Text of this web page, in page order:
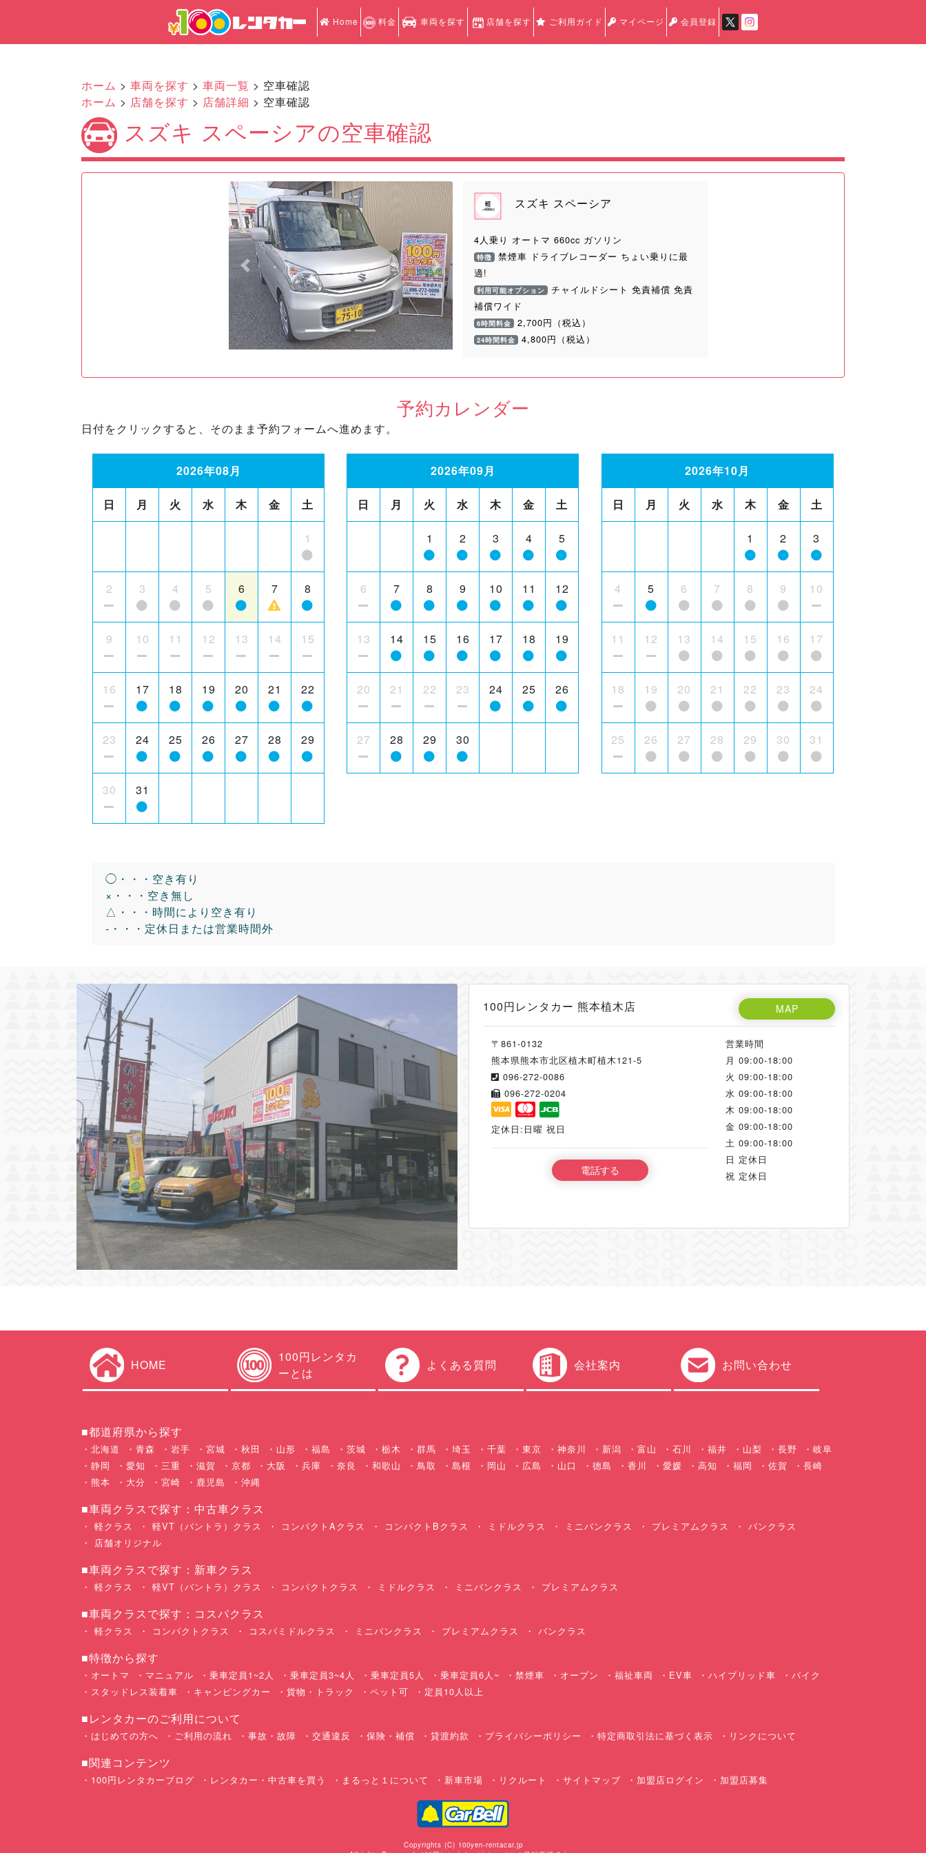
Home 料金 車両を探す 店舗を探す ご利用ガイド マイページ 会員登録
ホーム > 車両を探す > 車両一覧 > 空車確認
ホーム > 店舗を探す > 店舗詳細 > 空車確認
スズキ スペーシアの空車確認
Previous Next
スズキ スペーシア
4人乗り オートマ 660cc ガソリン
特徴 禁煙車 ドライブレコーダー ちょい乗りに最
適!
利用可能オプション チャイルドシート 免責補償 免責
補償ワイド
6時間料金 2,700円（税込）
24時間料金 4,800円（税込）
予約カレンダー
日付をクリックすると、そのまま予約フォームへ進めます。
2026年08月
日 月 火 水 木 金 土
1
2 3 4 5 6 7 8
9 10 11 12 13 14 15
16 17 18 19 20 21 22
23 24 25 26 27 28 29
30 31
2026年09月
日 月 火 水 木 金 土
1 2 3 4 5
6 7 8 9 10 11 12
13 14 15 16 17 18 19
20 21 22 23 24 25 26
27 28 29 30
2026年10月
日 月 火 水 木 金 土
1 2 3
4 5 6 7 8 9 10
11 12 13 14 15 16 17
18 19 20 21 22 23 24
25 26 27 28 29 30 31
◯・・・空き有り
×・・・空き無し
△・・・時間により空き有り
-・・・定休日または営業時間外
100円レンタカー 熊本植木店 MAP
〒861-0132
熊本県熊本市北区植木町植木121-5
096-272-0086
096-272-0204
定休日:日曜 祝日
電話する
営業時間
月 09:00-18:00
火 09:00-18:00
水 09:00-18:00
木 09:00-18:00
金 09:00-18:00
土 09:00-18:00
日 定休日
祝 定休日
HOME
100円レンタカ
ーとは
よくある質問 会社案内 お問い合わせ
■都道府県から探す
北海道 青森 岩手 宮城 秋田 山形 福島 茨城 栃木 群馬 埼玉 千葉 東京 神奈川 新潟 富山 石川 福井 山梨 長野
岐阜
静岡
愛知 三重 滋賀 京都 大阪 兵庫 奈良 和歌山 鳥取 島根 岡山 広島 山口 徳島 香川 愛媛 高知 福岡 佐賀
長崎
熊本
大分 宮崎 鹿児島 沖縄
■車両クラスで探す：中古車クラス
軽クラス 軽VT（バントラ）クラス コンパクトAクラス コンパクトBクラス ミドルクラス ミニバンクラス プレミアムクラス
バンクラス
店舗オリジナル
■車両クラスで探す：新車クラス
軽クラス 軽VT（バントラ）クラス コンパクトクラス ミドルクラス ミニバンクラス プレミアムクラス
■車両クラスで探す：コスパクラス
軽クラス コンパクトクラス コスパミドルクラス ミニバンクラス プレミアムクラス バンクラス
■特徴から探す
オートマ マニュアル 乗車定員1~2人 乗車定員3~4人 乗車定員5人 乗車定員6人~ 禁煙車 オープン 福祉車両 EV車 ハイブリッド車
バイク
スタッドレス装着車
キャンピングカー 貨物・トラック ペット可 定員10人以上
■レンタカーのご利用について
はじめての方へ ご利用の流れ 事故・故障 交通違反 保険・補償 貸渡約款 プライバシーポリシー 特定商取引法に基づく表示 リンクについて
■関連コンテンツ
100円レンタカーブログ レンタカー・中古車を買う まるっと１について 新車市場 リクルート サイトマップ 加盟店ログイン 加盟店募集
Copyrights (C) 100yen-rentacar.jp